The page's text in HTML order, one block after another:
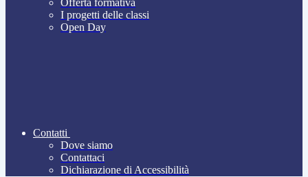
Offerta formativa
I progetti delle classi
Open Day
Contatti
Dove siamo
Contattaci
Dichiarazione di Accessibilità